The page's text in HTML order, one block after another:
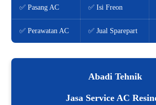
✅ Pasang AC ✅ Isi Freon
✅ Perawatan AC ✅ Jual Sparepart
Abadi Tehnik
Jasa Service AC